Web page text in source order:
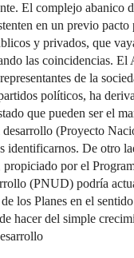
El complejo abanico
en un previo
y privados, que
las coincidencias. El
de la
políticos, ha
que pueden ser el
(Proyecto
identificarnos. De otro
por el
(PNUD) podría
los Planes en el
hacer del simple